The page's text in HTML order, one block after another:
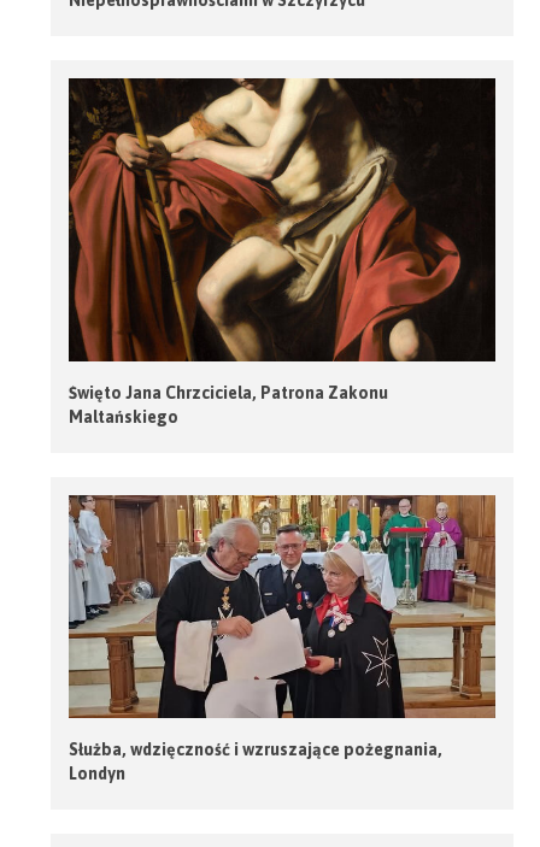
Święto Jana Chrzciciela, Patrona Zakonu
Maltańskiego
Służba, wdzięczność i wzruszające pożegnania,
Londyn